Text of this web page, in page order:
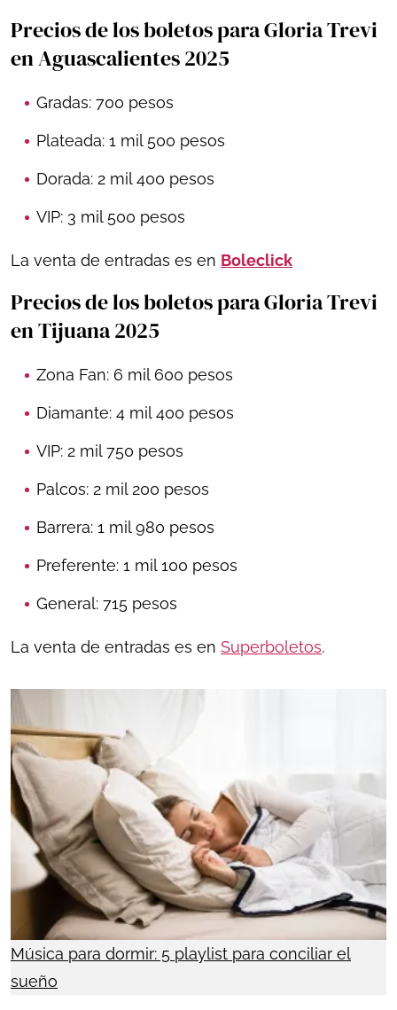
Precios de los boletos para Gloria Trevi
en Aguascalientes 2025
Gradas: 700 pesos
Plateada: 1 mil 500 pesos
Dorada: 2 mil 400 pesos
VIP: 3 mil 500 pesos
La venta de entradas es en Boleclick
Precios de los boletos para Gloria Trevi
en Tijuana 2025
Zona Fan: 6 mil 600 pesos
Diamante: 4 mil 400 pesos
VIP: 2 mil 750 pesos
Palcos: 2 mil 200 pesos
Barrera: 1 mil 980 pesos
Preferente: 1 mil 100 pesos
General: 715 pesos
La venta de entradas es en Superboletos.
Música para dormir: 5 playlist para conciliar el
sueño